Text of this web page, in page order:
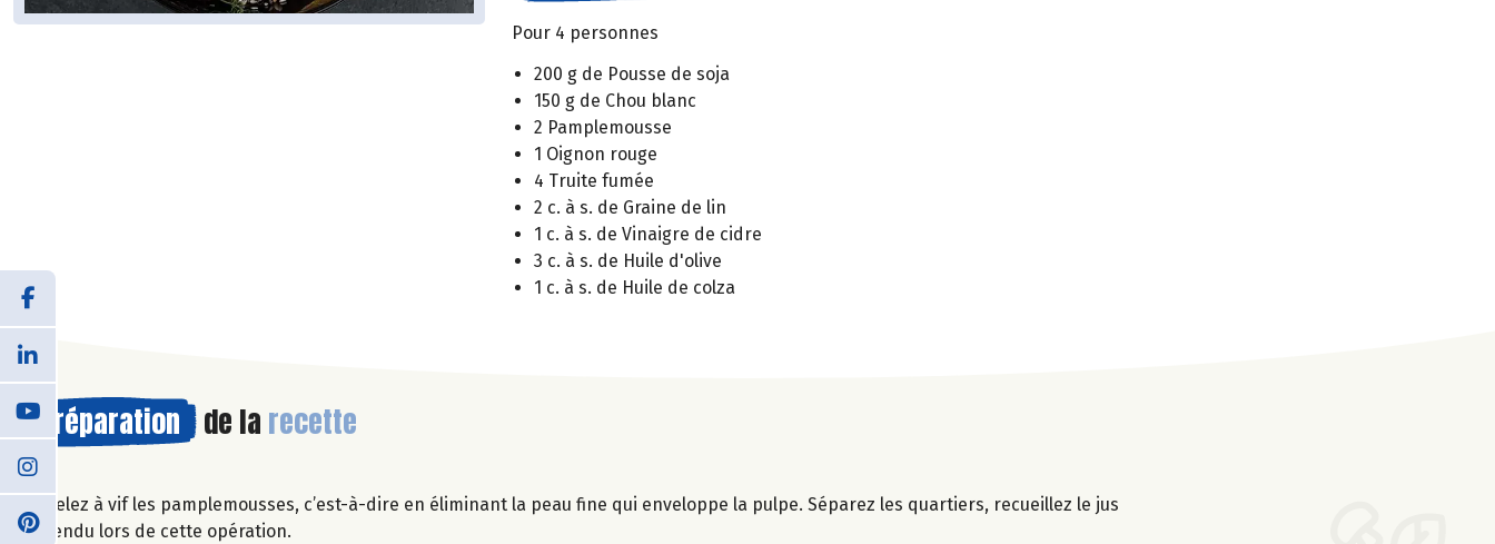
Pour 4 personnes
200 g de Pousse de soja
150 g de Chou blanc
2 Pamplemousse
1 Oignon rouge
4 Truite fumée
2 c. à s. de Graine de lin
1 c. à s. de Vinaigre de cidre
3 c. à s. de Huile d'olive
1 c. à s. de Huile de colza
Préparation de la recette
Pelez à vif les pamplemousses, c’est-à-dire en éliminant la peau fine qui enveloppe la pulpe. Séparez les quartiers, recueillez le jus
rendu lors de cette opération.